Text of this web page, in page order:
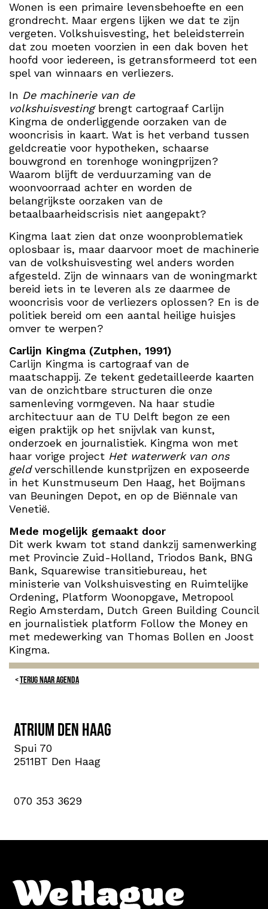
Wonen is een primaire levensbehoefte en een
grondrecht. Maar ergens lijken we dat te zijn
vergeten. Volkshuisvesting, het beleidsterrein
dat zou moeten voorzien in een dak boven het
hoofd voor iedereen, is getransformeerd tot een
spel van winnaars en verliezers.
In De machinerie van de
volkshuisvesting brengt cartograaf Carlijn
Kingma de onderliggende oorzaken van de
wooncrisis in kaart. Wat is het verband tussen
geldcreatie voor hypotheken, schaarse
bouwgrond en torenhoge woningprijzen?
Waarom blijft de verduurzaming van de
woonvoorraad achter en worden de
belangrijkste oorzaken van de
betaalbaarheidscrisis niet aangepakt?
Kingma laat zien dat onze woonproblematiek
oplosbaar is, maar daarvoor moet de machinerie
van de volkshuisvesting wel anders worden
afgesteld. Zijn de winnaars van de woningmarkt
bereid iets in te leveren als ze daarmee de
wooncrisis voor de verliezers oplossen? En is de
politiek bereid om een aantal heilige huisjes
omver te werpen?
Carlijn Kingma (Zutphen, 1991)
Carlijn Kingma is cartograaf van de
maatschappij. Ze tekent gedetailleerde kaarten
van de onzichtbare structuren die onze
samenleving vormgeven. Na haar studie
architectuur aan de TU Delft begon ze een
eigen praktijk op het snijvlak van kunst,
onderzoek en journalistiek. Kingma won met
haar vorige project Het waterwerk van ons
geldverschillende kunstprijzen en exposeerde
in het Kunstmuseum Den Haag, het Boijmans
van Beuningen Depot, en op de Biënnale van
Venetië.
Mede mogelijk gemaakt door
Dit werk kwam tot stand dankzij samenwerking
met Provincie Zuid-Holland, Triodos Bank, BNG
Bank, Squarewise transitiebureau, het
ministerie van Volkshuisvesting en Ruimtelijke
Ordening, Platform Woonopgave, Metropool
Regio Amsterdam, Dutch Green Building Council
en journalistiek platform Follow the Money en
met medewerking van Thomas Bollen en Joost
Kingma.
TERUG NAAR AGENDA
Atrium Den Haag
Spui 70
2511BT Den Haag
070 353 3629